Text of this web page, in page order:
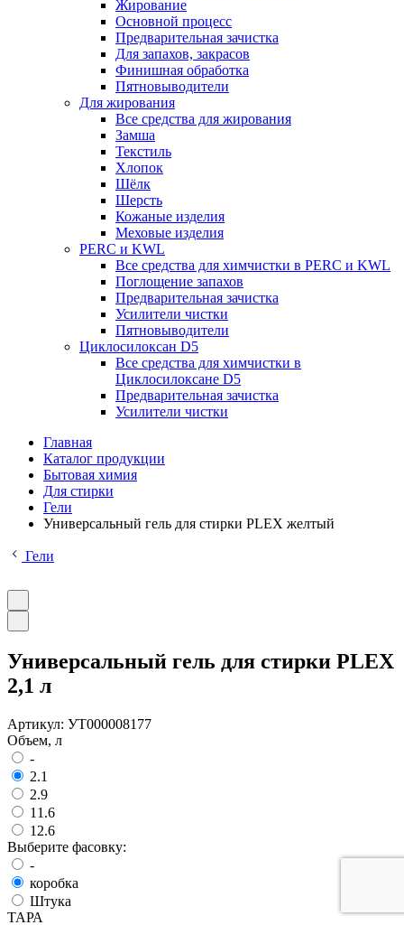
Жирование
Основной процесс
Предварительная зачистка
Для запахов, закрасов
Финишная обработка
Пятновыводители
Для жирования
Все средства для жирования
Замша
Текстиль
Хлопок
Шёлк
Шерсть
Кожаные изделия
Меховые изделия
PERC и KWL
Все средства для химчистки в PERC и KWL
Поглощение запахов
Предварительная зачистка
Усилители чистки
Пятновыводители
Циклосилоксан D5
Все средства для химчистки в
Циклосилоксане D5
Предварительная зачистка
Усилители чистки
Главная
Каталог продукции
Бытовая химия
Для стирки
Гели
Универсальный гель для стирки PLEX желтый
Гели
Универсальный гель для стирки PLEX
2,1 л
Артикул: УТ000008177
Объем, л
-
2.1
2.9
11.6
12.6
Выберите фасовку:
-
коробка
Штука
ТАРА